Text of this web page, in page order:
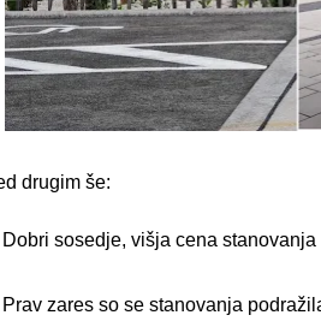
drugim še:
sosedje, višja cena stanovanja
zares so se stanovanja